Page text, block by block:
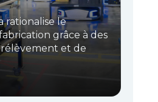
rationalise le
grâce à des
et de